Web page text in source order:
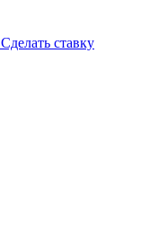
Сделать ставку